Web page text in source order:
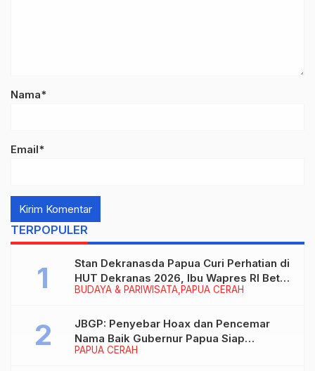
Nama*
Email*
TERPOPULER
BUDAYA & PARIWISATA PAPUA CERAH
Stan Dekranasda Papua Curi Perhatian di
HUT Dekranas 2026, Ibu Wapres RI Betah
Menikmati Karya Perajin
PAPUA CERAH
JBGP: Penyebar Hoax dan Pencemar
Nama Baik Gubernur Papua Siap
Berhadapan dengan Hukum!